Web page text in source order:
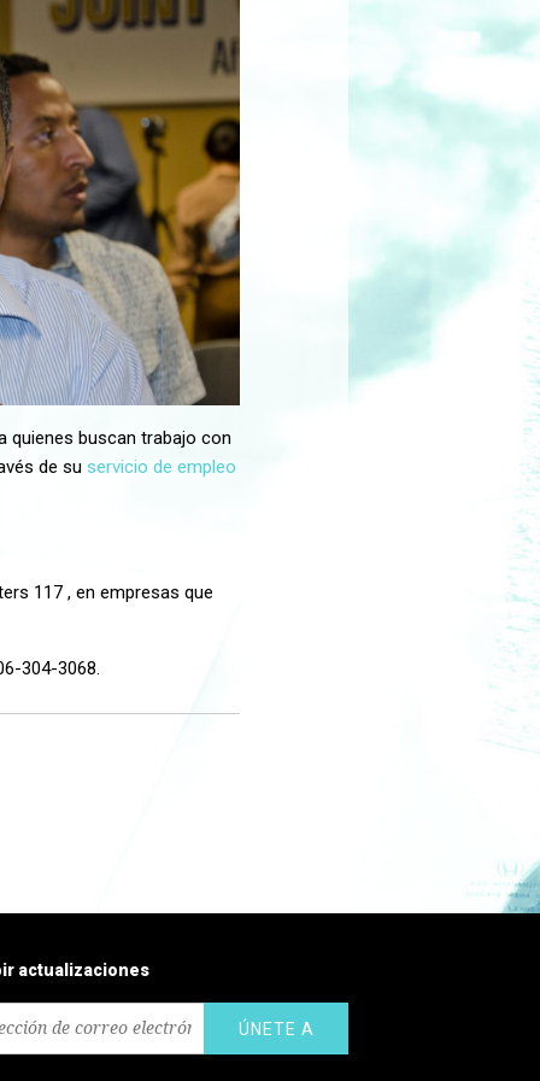
quienes buscan trabajo con
de su servicio de empleo
117 , en empresas que
304-3068.
actualizaciones